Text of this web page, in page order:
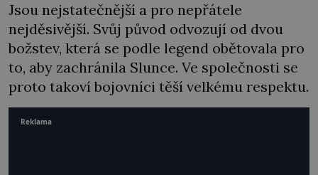
Jsou nejstatečnější a pro nepřátele
nejděsivější. Svůj původ odvozují od dvou
božstev, která se podle legend obětovala pro
to, aby zachránila Slunce. Ve společnosti se
proto takoví bojovníci těší velkému respektu.
Reklama